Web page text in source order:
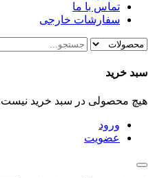
تماس با ما
سفارشات خارجی
سبد خرید
هیچ محصولی در سبد خرید
ورود
عضویت